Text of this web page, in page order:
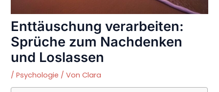
Enttäuschung verarbeiten:
Sprüche zum Nachdenken
und Loslassen
/Psychologie / VonClara